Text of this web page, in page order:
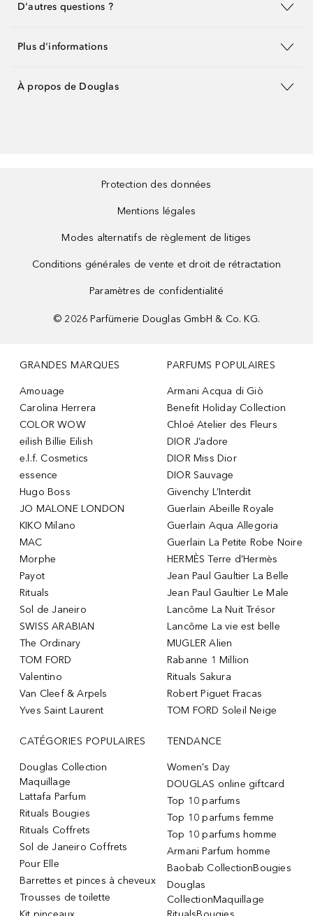
D'autres questions ?
Plus d'informations
À propos de Douglas
Protection des données
Mentions légales
Modes alternatifs de règlement de litiges
Conditions générales de vente et droit de rétractation
Paramètres de confidentialité
© 2026 Parfümerie Douglas GmbH & Co. KG.
GRANDES MARQUES
Amouage
Carolina Herrera
COLOR WOW
eilish Billie Eilish
e.l.f. Cosmetics
essence
Hugo Boss
JO MALONE LONDON
KIKO Milano
MAC
Morphe
Payot
Rituals
Sol de Janeiro
SWISS ARABIAN
The Ordinary
TOM FORD
Valentino
Van Cleef & Arpels
Yves Saint Laurent
PARFUMS POPULAIRES
Armani Acqua di Giò
Benefit Holiday Collection
Chloé Atelier des Fleurs
DIOR J’adore
DIOR Miss Dior
DIOR Sauvage
Givenchy L’Interdit
Guerlain Abeille Royale
Guerlain Aqua Allegoria
Guerlain La Petite Robe Noire
HERMÈS Terre d’Hermès
Jean Paul Gaultier La Belle
Jean Paul Gaultier Le Male
Lancôme La Nuit Trésor
Lancôme La vie est belle
MUGLER Alien
Rabanne 1 Million
Rituals Sakura
Robert Piguet Fracas
TOM FORD Soleil Neige
CATÉGORIES POPULAIRES
Douglas Collection
Maquillage
Lattafa Parfum
Rituals Bougies
Rituals Coffrets
Sol de Janeiro Coffrets
Pour Elle
Barrettes et pinces à cheveux
Trousses de toilette
TENDANCE
Women's Day
DOUGLAS online giftcard
Top 10 parfums
Top 10 parfums femme
Top 10 parfums homme
Armani Parfum homme
Baobab CollectionBougies
Douglas
CollectionMaquillage